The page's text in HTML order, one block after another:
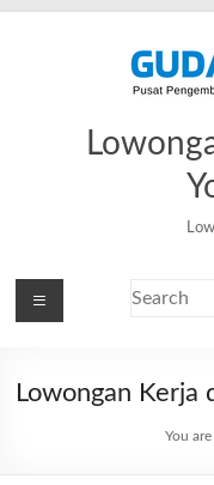
Lowongan Kerja
You are